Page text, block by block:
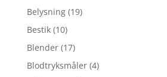
Belysning (19)
Bestik (10)
Blender (17)
Blodtryksmåler (4)